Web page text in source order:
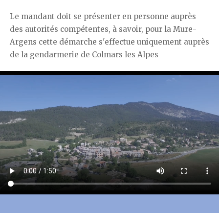
Le mandant doit se présenter en personne auprès
des autorités compétentes, à savoir, pour la Mure-
Argens cette démarche s'effectue uniquement auprès
de la gendarmerie de Colmars les Alpes